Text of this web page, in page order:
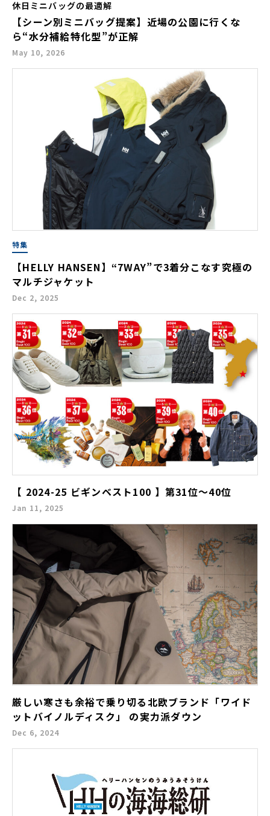
休日ミニバッグの最適解
【シーン別ミニバッグ提案】近場の公園に行くな
ら“水分補給特化型”が正解
May 10, 2026
特集
【HELLY HANSEN】“7WAY”で3着分こなす究極の
マルチジャケット
Dec 2, 2025
【 2024-25 ビギンベスト100 】第31位〜40位
Jan 11, 2025
厳しい寒さも余裕で乗り切る北欧ブランド「ワイド
ットバイノルディスク」 の実力派ダウン
Dec 6, 2024